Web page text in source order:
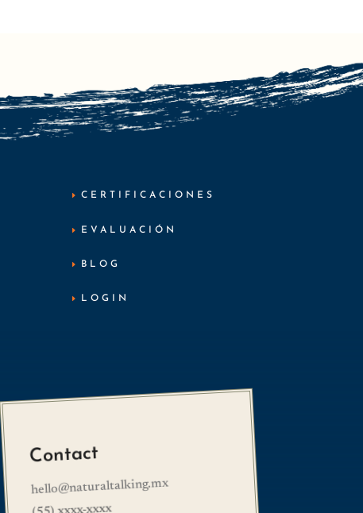
CERTIFICACIONES
EVALUACIÓN
BLOG
LOGIN
Contact
hello@naturaltalking.mx